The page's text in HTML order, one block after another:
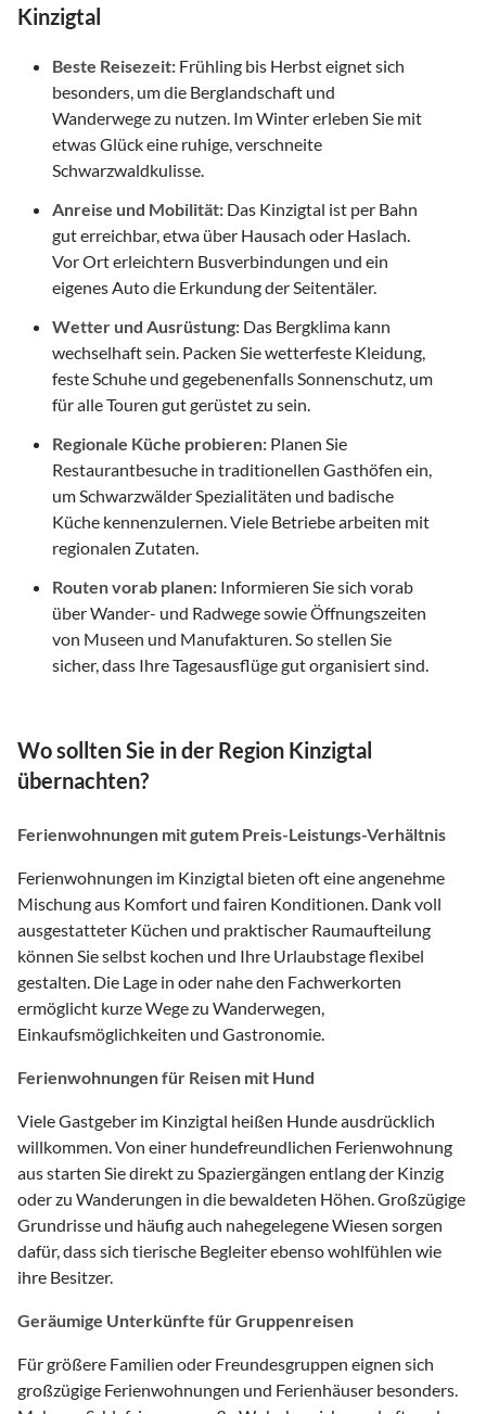
Kinzigtal
Beste Reisezeit: Frühling bis Herbst eignet sich
besonders, um die Berglandschaft und
Wanderwege zu nutzen. Im Winter erleben Sie mit
etwas Glück eine ruhige, verschneite
Schwarzwaldkulisse.
Anreise und Mobilität: Das Kinzigtal ist per Bahn
gut erreichbar, etwa über Hausach oder Haslach.
Vor Ort erleichtern Busverbindungen und ein
eigenes Auto die Erkundung der Seitentäler.
Wetter und Ausrüstung: Das Bergklima kann
wechselhaft sein. Packen Sie wetterfeste Kleidung,
feste Schuhe und gegebenenfalls Sonnenschutz, um
für alle Touren gut gerüstet zu sein.
Regionale Küche probieren: Planen Sie
Restaurantbesuche in traditionellen Gasthöfen ein,
um Schwarzwälder Spezialitäten und badische
Küche kennenzulernen. Viele Betriebe arbeiten mit
regionalen Zutaten.
Routen vorab planen: Informieren Sie sich vorab
über Wander- und Radwege sowie Öffnungszeiten
von Museen und Manufakturen. So stellen Sie
sicher, dass Ihre Tagesausflüge gut organisiert sind.
Wo sollten Sie in der Region Kinzigtal
übernachten?
Ferienwohnungen mit gutem Preis-Leistungs-Verhältnis
Ferienwohnungen im Kinzigtal bieten oft eine angenehme
Mischung aus Komfort und fairen Konditionen. Dank voll
ausgestatteter Küchen und praktischer Raumaufteilung
können Sie selbst kochen und Ihre Urlaubstage flexibel
gestalten. Die Lage in oder nahe den Fachwerkorten
ermöglicht kurze Wege zu Wanderwegen,
Einkaufsmöglichkeiten und Gastronomie.
Ferienwohnungen für Reisen mit Hund
Viele Gastgeber im Kinzigtal heißen Hunde ausdrücklich
willkommen. Von einer hundefreundlichen Ferienwohnung
aus starten Sie direkt zu Spaziergängen entlang der Kinzig
oder zu Wanderungen in die bewaldeten Höhen. Großzügige
Grundrisse und häufig auch nahegelegene Wiesen sorgen
dafür, dass sich tierische Begleiter ebenso wohlfühlen wie
ihre Besitzer.
Geräumige Unterkünfte für Gruppenreisen
Für größere Familien oder Freundesgruppen eignen sich
großzügige Ferienwohnungen und Ferienhäuser besonders.